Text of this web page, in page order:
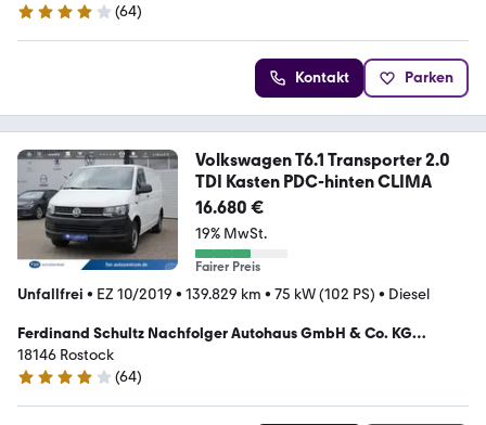
4.2 Sterne
(64)
Kontakt Parken
Volkswagen T6.1 Transporter 2.0
TDI Kasten PDC-hinten CLIMA
16.680 €
19% MwSt.
Fairer Preis
Unfallfrei • EZ 10/2019 • 139.829 km • 75 kW (102 PS) • Diesel
Ferdinand Schultz Nachfolger Autohaus GmbH & Co. KG
GebrauchtwagenZentrum FSN
18146 Rostock
4.2 Sterne
(64)